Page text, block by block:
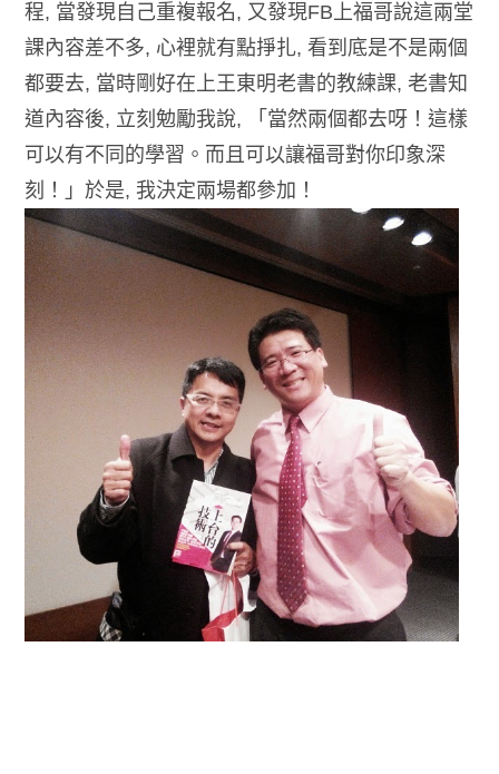
程, 當發現自己重複報名, 又發現FB上福哥說這兩堂
課內容差不多, 心裡就有點掙扎, 看到底是不是兩個
都要去, 當時剛好在上王東明老書的教練課, 老書知
道內容後, 立刻勉勵我說, 「當然兩個都去呀！這樣
可以有不同的學習。而且可以讓福哥對你印象深
刻！」於是, 我決定兩場都參加！